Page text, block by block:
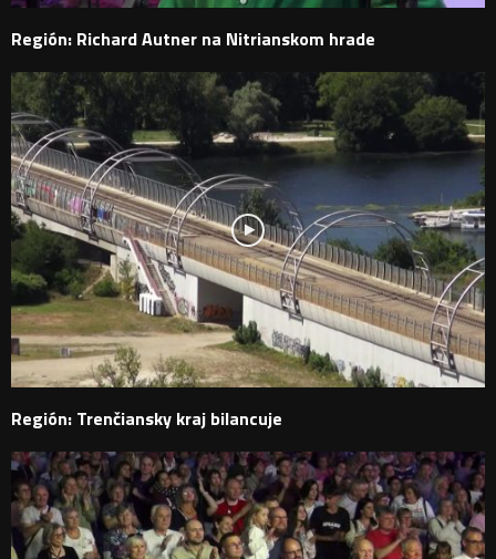
Región: Richard Autner na Nitrianskom hrade
Región: Trenčiansky kraj bilancuje